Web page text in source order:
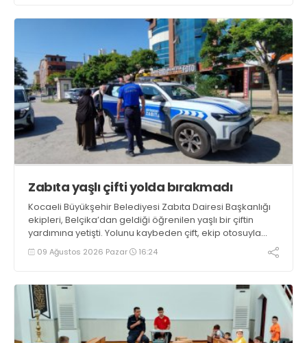
Zabıta yaşlı çifti yolda bırakmadı
Kocaeli Büyükşehir Belediyesi Zabıta Dairesi Başkanlığı
ekipleri, Belçika’dan geldiği öğrenilen yaşlı bir çiftin
yardımına yetişti. Yolunu kaybeden çift, ekip otosuyla
gidecekleri noktaya güvenli şekilde ulaştırıldı
09 Ağustos 2026 Pazar 16:24